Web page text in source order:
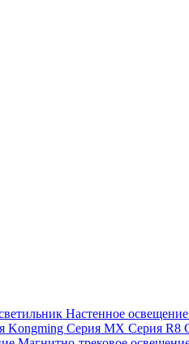
Настенное освещение
Kongming Серия MX Серия R8